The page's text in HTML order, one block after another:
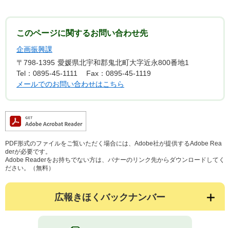
このページに関するお問い合わせ先
企画振興課
〒798-1395 愛媛県北宇和郡鬼北町大字近永800番地1
Tel：0895-45-1111
Fax：0895-45-1119
メールでのお問い合わせはこちら
PDF形式のファイルをご覧いただく場合には、Adobe社が提供するAdobe Rea
derが必要です。
Adobe Readerをお持ちでない方は、バナーのリンク先からダウンロードしてく
ださい。（無料）
広報きほくバックナンバー